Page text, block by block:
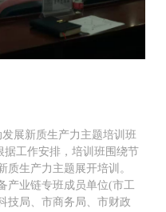
展新质生产力主题培训班
工作安排，培训班围绕节
生产力主题展开培训。
业链专班成员单位(市工
技局、市商务局、市财政